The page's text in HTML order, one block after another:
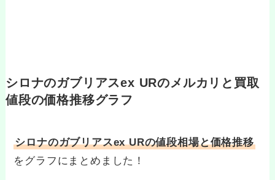
シロナのガブリアスex URのメルカリと買取
値段の価格推移グラフ
シロナのガブリアスex URの値段相場と価格推移
をグラフにまとめました！